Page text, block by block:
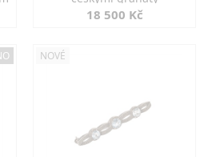
18 500 Kč
NOVÉ